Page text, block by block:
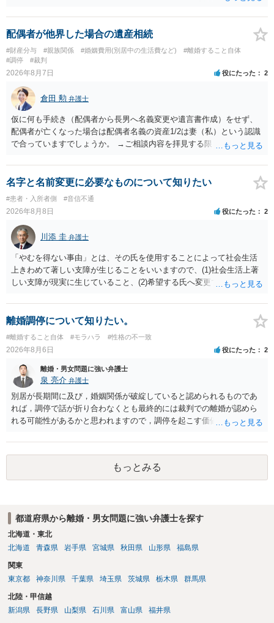
来なかった事情の変更により双方協議の上増減出来る」と「通知義務
に勤務先」が含まれているので、私に収入が入った事は相手に通知が
行く事になり、上記のような文言が無くても養育費の見直しは適宜出
来るかと思うのですが違うのでしょうか？との点はそのとおりかと思
います。養育費は事情の変更があった場合に変更するので毎年見直す
配偶者が他界した場合の遺産相続
#財産分与 #親族関係 #婚姻費用(別居中の生活費など)
#離婚すること自体
#調停
#裁判
2026年8月7日 役にたった 2
倉田 勲 弁護士
仮に何も手続き（配偶者から長男へ名義変更や遺言書作成）をせず、
配偶者が亡くなった場合は配偶者名義の資産1/2は妻（私）という認識
で合っていますでしょうか。 →ご相談内容を拝見する限りでは、その
完全に所有する場合は、他の相続人に対して自宅の評価額の１/２の代
償金の支払いが必要になります。
名字と名前変更に必要なものについて知りたい
#患者・入所者側 #音信不通
2026年8月8日 役にたった 2
川添 圭 弁護士
「やむを得ない事由」とは、その氏を使用することによって社会生活
上きわめて著しい支障が生じることをいいますので、(1)社会生活上著
しい支障が現実に生じていること、(2)希望する氏へ変更できればその
できるかどうかがポイントです。 記録中に現れた一切の事情が判断対
象ですので、上記(1)と(2)を説明できる資料は全て（ただし理路整然
に）提出することが必要になります。「フラッシュバック」とのこと
なので、例えば、医学上確立されているPTSDの診断基準に合致した説
明とそれに沿う資料の提出が必要になってくるように思います。 精神
的・心理的な理由の氏変更は様々な意味でハードルがかなり高く、弁
護士へ依頼しても苦労することが強く予想されるところです。、もし
本人申立てをお考えであれば、医学知識はもちろん法律知識も要求さ
れますので、性急な申立てをせず、知識と資料をしっかりと揃えて、
万全の体制で申立てに臨んだ方がよいと思われます。
離婚調停について知りたい。
#離婚すること自体 #モラハラ #性格の不一致
2026年8月6日 役にたった 2
離婚・男女問題に強い弁護士
泉 亮介 弁護士
別居が長期間に及び，婚姻関係が破綻していると認められるものであ
れば，調停で話が折り合わなくとも最終的には裁判での離婚が認めら
れる可能性があるかと思われますので，調停を起こす価値はあるよう
は調停が成立するということはないため，相手が合意するメリットを
だしてでも調停で終わらせるよう努めるのか，裁判離婚を見据えて調
停での離婚に固執しないかいずれかの対応は必要となるかと思われま
す。 お一人で対応するのは難しい側面もありますので弁護士を立てる
もっとみる
都道府県から離婚・男女問題に強い弁護士を探す
北海道・東北
北海道
青森県 岩手県 宮城県 秋田県 山形県 福島県
関東
東京都
神奈川県 千葉県 埼玉県 茨城県 栃木県 群馬県
北陸・甲信越
新潟県
長野県 山梨県 石川県 富山県 福井県